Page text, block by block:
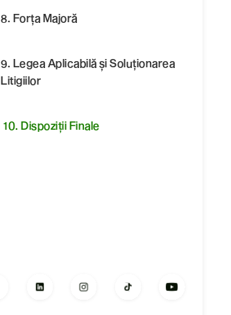
8. Forța Majoră
9. Legea Aplicabilă și Soluționarea
Litigiilor
10. Dispoziții Finale